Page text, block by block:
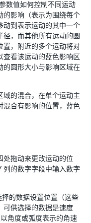
数值如何控制不同运动
的影响（表示为围绕每个
动到表示运动的其中一个
，而其他所有运动的圆
置，附近的多个运动将对
查看该运动的蓝色影响区
的圆形大小与影响区域在
域的混合，在单个运动主
混合有影响的位置，蓝色
处拖动来更改运动的位
列的数字字段中输入数字
的数据设置位置（这些
可供选择的数据是速度
角度或弧度表示的角速